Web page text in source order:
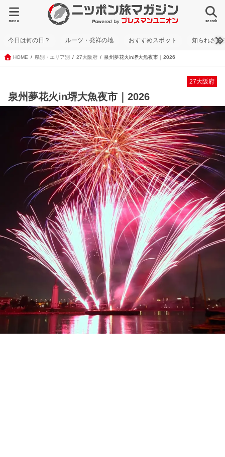
search
menu
今日は何の日？ ルーツ・発祥の地 おすすめスポット 知られざる
HOME 県別・エリア別 27大阪府 泉州夢花火in堺大魚夜市｜2026
27大阪府
泉州夢花火in堺大魚夜市｜2026